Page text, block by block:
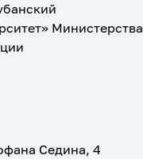
Министерства
Седина, 4